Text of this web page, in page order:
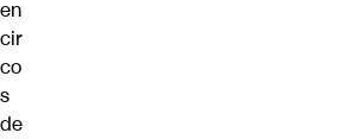
en
cir
co
s
de